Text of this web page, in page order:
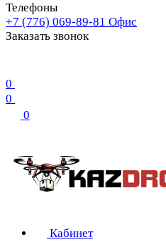
Телефоны
+7 (776) 069-89-81 Офис
Заказать звонок
0
0
0
Кабинет